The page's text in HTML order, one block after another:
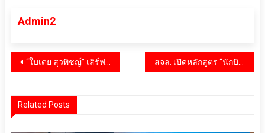
Admin2
แนะแนว
“ใบเตย สุวพิชญ์” เสิร์ฟบิวตี้ลุคสุดโกลว์ พร้อมด้วย “นนท์ ธนนท์” และ 6 หนุ่ม “CIR*CRL” ระเบิดความมันส์ ในงาน “EVEANDBOY BEST SELLING AWARDS 2025” ตอกย้ำบัลลังก์บิวตี้สโตร์เบอร์ 1 ของไทย!
Related Posts